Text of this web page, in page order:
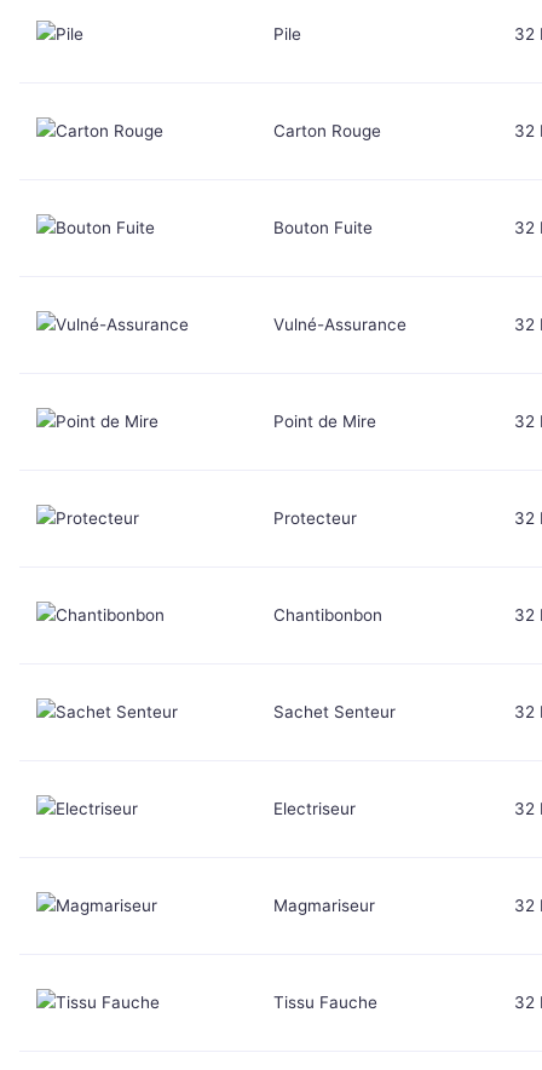
Pile 32
Carton Rouge 32
Bouton Fuite 32
Vulné-Assurance 32
Point de Mire 32
Protecteur 32
Chantibonbon 32
Sachet Senteur 32
Electriseur 32
Magmariseur 32
Tissu Fauche 32